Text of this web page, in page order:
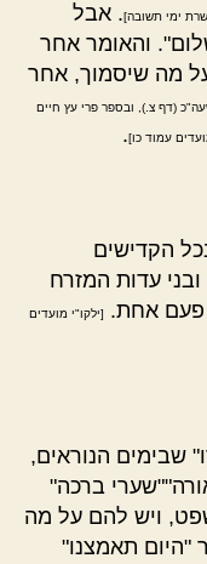
ימי תשובה]. אבל
והאומר אחר
מה שיסמוך, אחר
(דף צ.), ובספר פרי עץ חיים
עמוד כו].
הקדישים
עדות המזרח
פעם אחת.
[ילקו"י מועדים
שבימים הנוראים,
ברכה"
ויש להם על מה
"היום תאמצנו"